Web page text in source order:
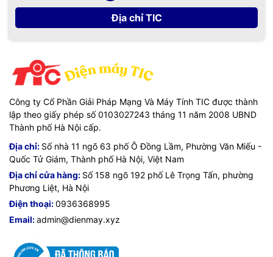
Địa chỉ TIC
Công ty Cổ Phần Giải Pháp Mạng Và Máy Tính TIC được thành
lập theo giấy phép số 0103027243 tháng 11 năm 2008 UBND
Thành phố Hà Nội cấp.
Địa chỉ: Số nhà 11 ngõ 63 phố Ô Đồng Lầm, Phường Văn Miếu -
Quốc Tử Giám, Thành phố Hà Nội, Việt Nam
Địa chỉ cửa hàng: Số 158 ngõ 192 phố Lê Trọng Tấn, phường
Phương Liệt, Hà Nội
Điện thoại:0936368995
Email:admin@dienmay.xyz